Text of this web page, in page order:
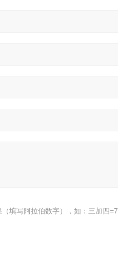
填写阿拉伯数字），如：三加四=7